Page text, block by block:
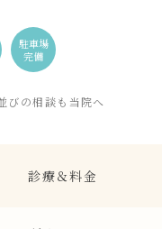
駐車場
完備
びの相談も当院へ
診療＆料金